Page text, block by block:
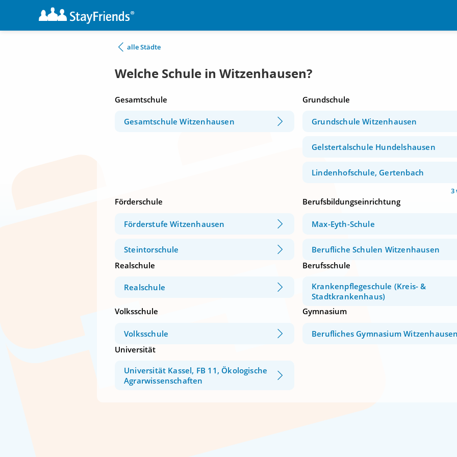
alle Städte
Welche Schule in Witzenhausen?
Gesamtschule
Gesamtschule Witzenhausen
Grundschule
Grundschule Witzenhausen
Gelstertalschule Hundelshausen
Lindenhofschule, Gertenbach
3
Förderschule
Förderstufe Witzenhausen
Steintorschule
Berufsbildungseinrichtung
Max-Eyth-Schule
Berufliche Schulen Witzenhausen
Realschule
Realschule
Berufsschule
Krankenpflegeschule (Kreis- &
Stadtkrankenhaus)
Volksschule
Volksschule
Gymnasium
Berufliches Gymnasium
Universität
Universität Kassel, FB 11, Ökologische
Agrarwissenschaften